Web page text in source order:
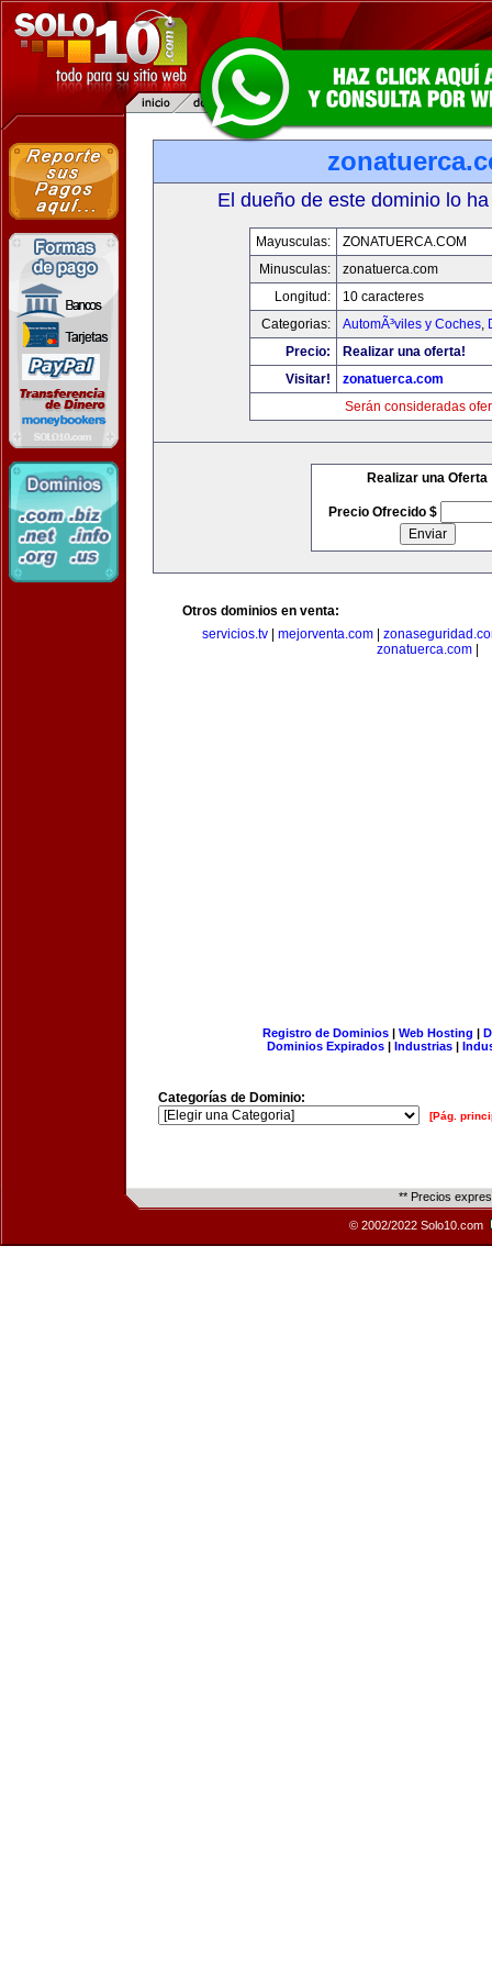
El dueño de este dominio lo
Mayusculas:
ZONATUERCA.COM
Minusculas:
zonatuerca.com
Longitud:
10 caracteres
Categorias:
AutomÃ³viles y Coches,
Precio:
Realizar una oferta!
Visitar!
zonatuerca.com
Serán consideradas
Realizar una Oferta
Precio Ofrecido $
Otros dominios en venta:
servicios.tv| mejorventa.com|
zonatuerca.com|
Registro de Dominios| Web Hosting |
Dominios Expirados | Industrias |
Categorías de Dominio:
[Pág.
** Precios
© 2002/2022 Solo10.com